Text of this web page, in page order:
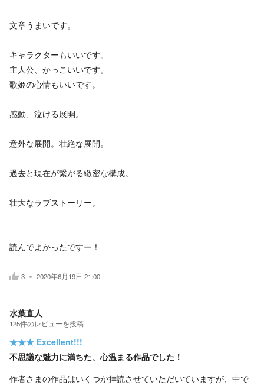
文章うまいです。
キャラクターもいいです。
主人公、かっこいいです。
歌姫の心情もいいです。
感動、泣ける展開。
意外な展開。壮絶な展開。
過去と現在が繋がる緻密な構成。
壮大なラブストーリー。
読んでよかったですー！
3 2020年6月19日 21:00
水葉直人
125件のレビューを投稿
★★★ Excellent!!!
不思議な魅力に満ちた、心温まる作品でした！
作者さまの作品はいくつか拝読させていただいていますが、中で